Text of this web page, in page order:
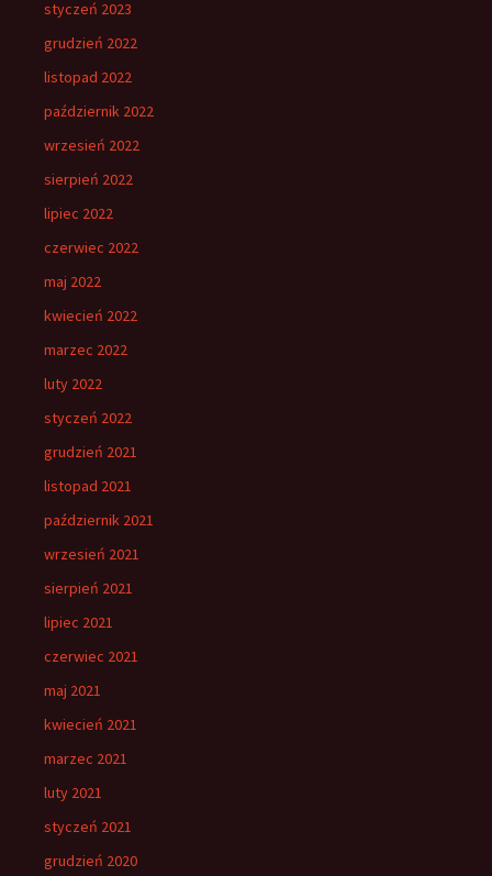
styczeń 2023
grudzień 2022
listopad 2022
październik 2022
wrzesień 2022
sierpień 2022
lipiec 2022
czerwiec 2022
maj 2022
kwiecień 2022
marzec 2022
luty 2022
styczeń 2022
grudzień 2021
listopad 2021
październik 2021
wrzesień 2021
sierpień 2021
lipiec 2021
czerwiec 2021
maj 2021
kwiecień 2021
marzec 2021
luty 2021
styczeń 2021
grudzień 2020